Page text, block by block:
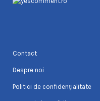
Contact
Despre noi
Politici de confidențialitate